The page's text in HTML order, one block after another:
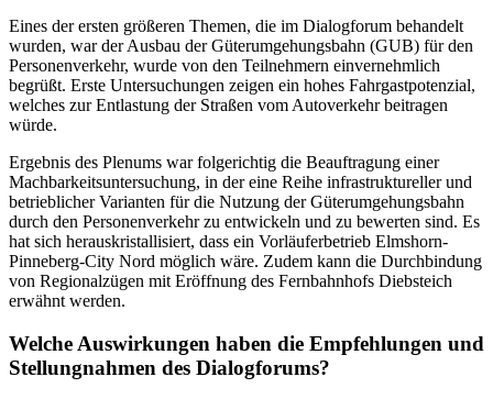
Eines der ersten größeren Themen, die im Dialogforum behandelt
wurden, war der Ausbau der Güterumgehungsbahn (GUB) für den
Personenverkehr, wurde von den Teilnehmern einvernehmlich
begrüßt. Erste Untersuchungen zeigen ein hohes Fahrgastpotenzial,
welches zur Entlastung der Straßen vom Autoverkehr beitragen
würde.
Ergebnis des Plenums war folgerichtig die Beauftragung einer
Machbarkeitsuntersuchung, in der eine Reihe infrastruktureller und
betrieblicher Varianten für die Nutzung der Güterumgehungsbahn
durch den Personenverkehr zu entwickeln und zu bewerten sind. Es
hat sich herauskristallisiert, dass ein Vorläuferbetrieb Elmshorn-
Pinneberg-City Nord möglich wäre. Zudem kann die Durchbindung
von Regionalzügen mit Eröffnung des Fernbahnhofs Diebsteich
erwähnt werden.
Welche Auswirkungen haben die Empfehlungen und
Stellungnahmen des Dialogforums?